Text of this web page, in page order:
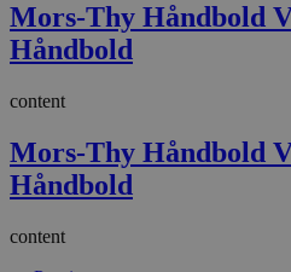
Mors-Thy Håndbold
Håndbold
content
Mors-Thy Håndbold
Håndbold
content